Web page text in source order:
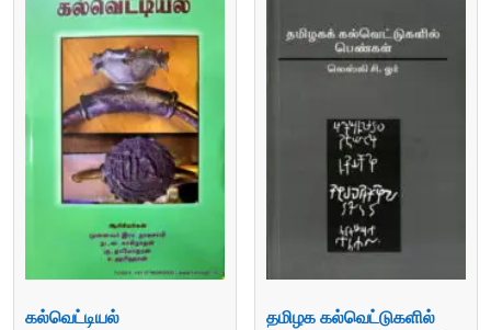
கல்வெட்டியல்
தமிழக கல்வெட்டுகளில்